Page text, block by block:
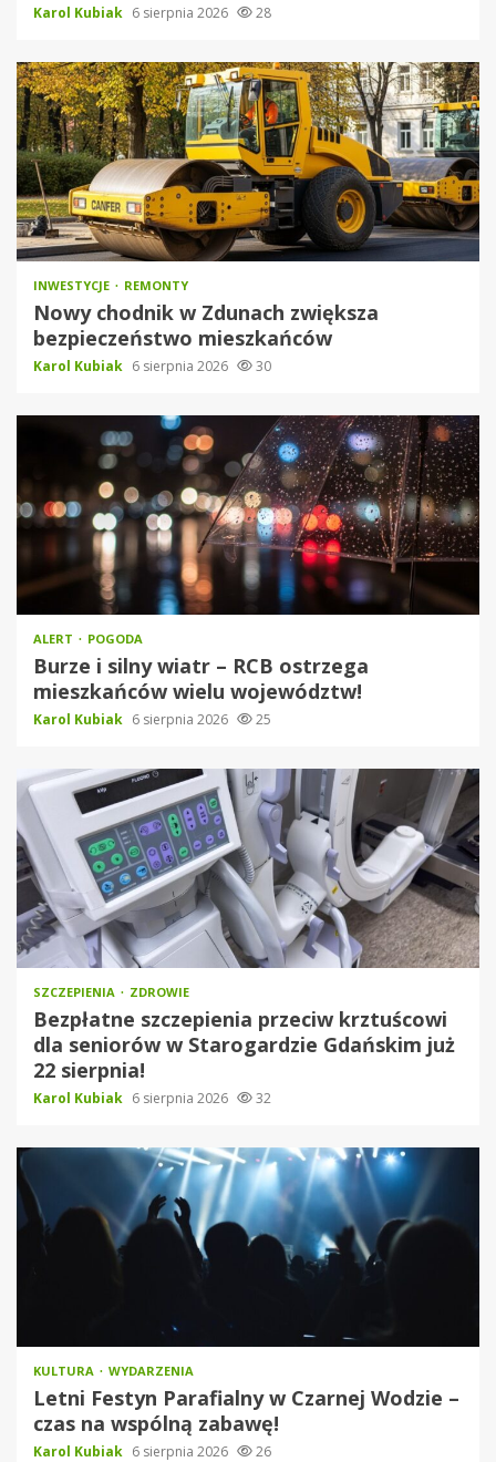
Karol Kubiak 6 sierpnia 2026 28
INWESTYCJE REMONTY
Nowy chodnik w Zdunach zwiększa
bezpieczeństwo mieszkańców
Karol Kubiak 6 sierpnia 2026 30
ALERT POGODA
Burze i silny wiatr – RCB ostrzega
mieszkańców wielu województw!
Karol Kubiak 6 sierpnia 2026 25
SZCZEPIENIA ZDROWIE
Bezpłatne szczepienia przeciw krztuścowi
dla seniorów w Starogardzie Gdańskim już
22 sierpnia!
Karol Kubiak 6 sierpnia 2026 32
KULTURA WYDARZENIA
Letni Festyn Parafialny w Czarnej Wodzie –
czas na wspólną zabawę!
Karol Kubiak 6 sierpnia 2026 26